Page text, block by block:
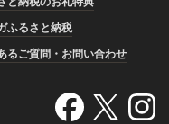
ふるさと納税
るご質問・お問い合わせ